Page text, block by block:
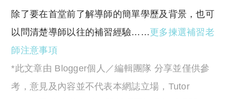
除了要在首堂前了解導師的簡單學歷及背景，也可
以問清楚導師以往的補習經驗……更多揀選補習老
師注意事項
*此文章由 Blogger個人／編輯團隊 分享並僅供參
考，意見及內容並不代表本網誌立場，Tutor